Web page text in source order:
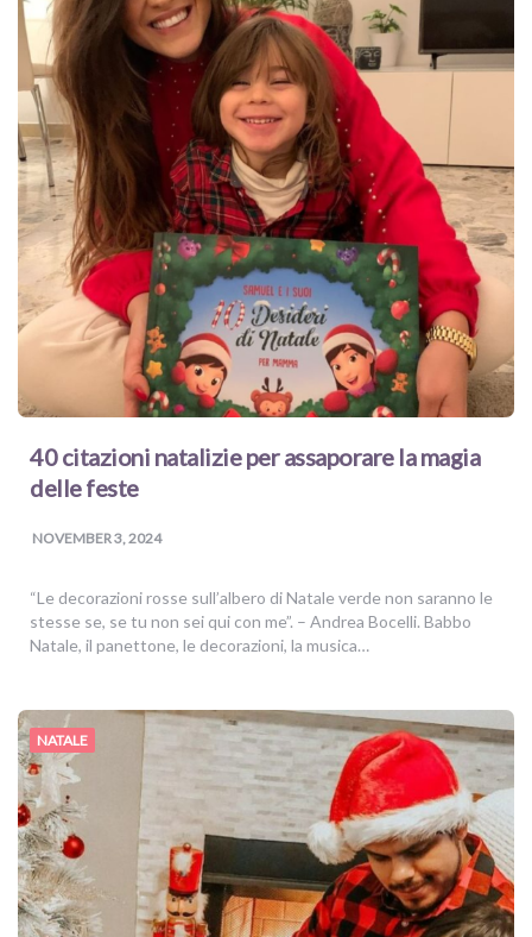
40 citazioni natalizie per assaporare la magia
delle feste
NOVEMBER 3, 2024
“Le decorazioni rosse sull’albero di Natale verde non saranno le
stesse se, se tu non sei qui con me”. – Andrea Bocelli. Babbo
Natale, il panettone, le decorazioni, la musica…
NATALE